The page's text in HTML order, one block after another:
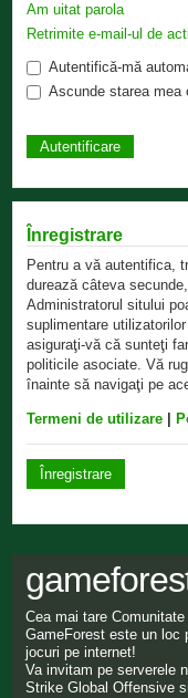
Am uitat parola
Retrimite e-mail-ul de
Autentifică-mă
Ascunde starea mea
Înregistrare
Pentru a vă autentifica,
durează câteva
Administratorul sitului
suplimentare
asiguraţi-vă că sunteţi
politicile asociate. Vă
înainte să navigaţi pe
Termeni de utilizare
Înregistrare
Cea mai tare
GameForest este un loc
jocuri pe internet!
Va invitam pe serverele
Strike Global Offensive